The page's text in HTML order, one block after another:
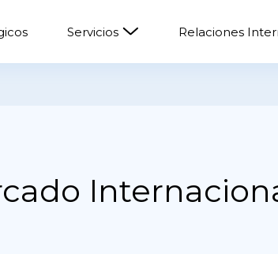
Servicios Relaciones